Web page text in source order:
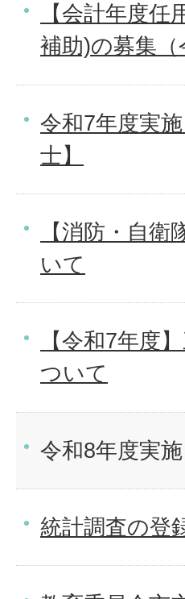
【会計年度
補助)の募集
令和7年度実
士】
【消防・自
いて
【令和7年度
ついて
令和8年度実
統計調査の登